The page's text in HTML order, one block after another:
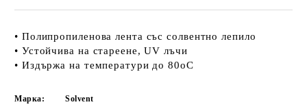
• Полипропиленова лента със солвентно лепило
• Устойчива на стареене, UV лъчи
• Издържа на температури до 80oC
Марка:
Solvent